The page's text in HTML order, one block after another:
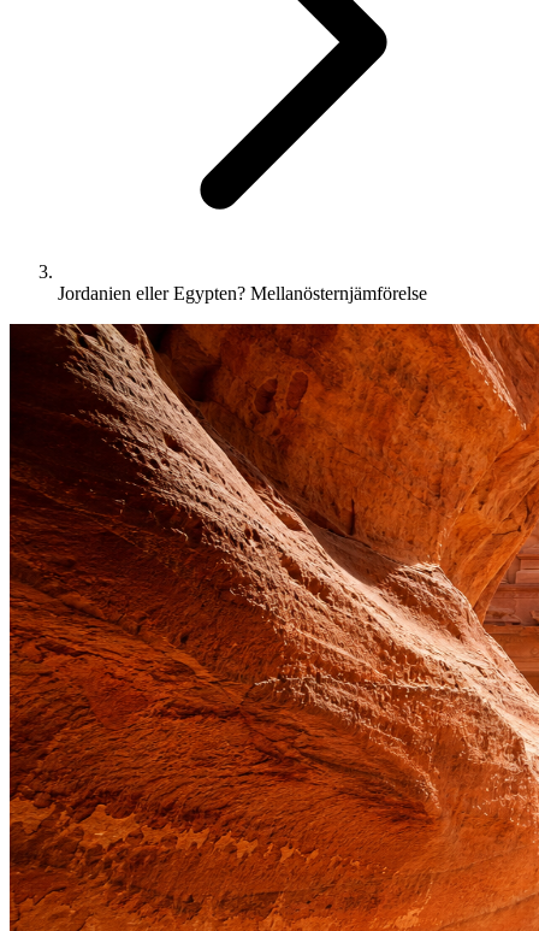
Jordanien eller Egypten? Mellanösternjämförelse